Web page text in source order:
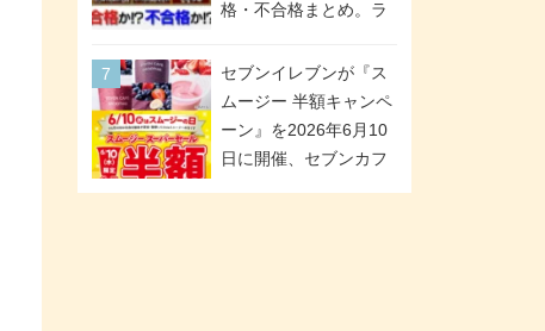
格・不合格まとめ。ラ
合格「金のハンバー
グ」。満場一致合格数
は6商品、合格数は2商
品。TVerでの見逃し配
セブンイレブンが『ス
ムージー 半額キャンペ
ーン』を2026年6月10
日に開催、セブンカフ